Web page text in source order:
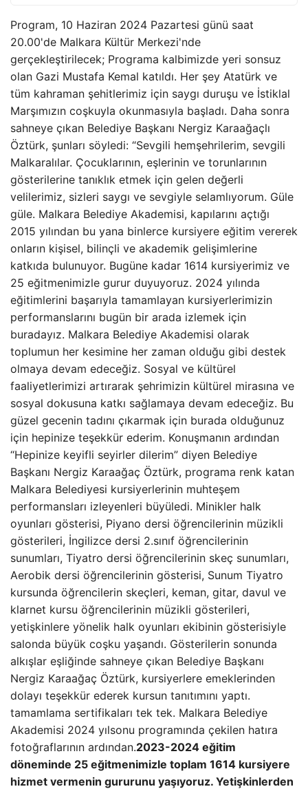
Program, 10 Haziran 2024 Pazartesi günü saat
20.00'de Malkara Kültür Merkezi'nde
gerçekleştirilecek; Programa kalbimizde yeri sonsuz
olan Gazi Mustafa Kemal katıldı. Her şey Atatürk ve
tüm kahraman şehitlerimiz için saygı duruşu ve İstiklal
Marşımızın coşkuyla okunmasıyla başladı. Daha sonra
sahneye çıkan Belediye Başkanı Nergiz Karaağaçlı
Öztürk, şunları söyledi: “Sevgili hemşehrilerim, sevgili
Malkaralılar. Çocuklarının, eşlerinin ve torunlarının
gösterilerine tanıklık etmek için gelen değerli
velilerimiz, sizleri saygı ve sevgiyle selamlıyorum. Güle
güle. Malkara Belediye Akademisi, kapılarını açtığı
2015 yılından bu yana binlerce kursiyere eğitim vererek
onların kişisel, bilinçli ve akademik gelişimlerine
katkıda bulunuyor. Bugüne kadar 1614 kursiyerimiz ve
25 eğitmenimizle gurur duyuyoruz. 2024 yılında
eğitimlerini başarıyla tamamlayan kursiyerlerimizin
performanslarını bugün bir arada izlemek için
buradayız. Malkara Belediye Akademisi olarak
toplumun her kesimine her zaman olduğu gibi destek
olmaya devam edeceğiz. Sosyal ve kültürel
faaliyetlerimizi artırarak şehrimizin kültürel mirasına ve
sosyal dokusuna katkı sağlamaya devam edeceğiz. Bu
güzel gecenin tadını çıkarmak için burada olduğunuz
için hepinize teşekkür ederim. Konuşmanın ardından
“Hepinize keyifli seyirler dilerim” diyen Belediye
Başkanı Nergiz Karaağaç Öztürk, programa renk katan
Malkara Belediyesi kursiyerlerinin muhteşem
performansları izleyenleri büyüledi. Minikler halk
oyunları gösterisi, Piyano dersi öğrencilerinin müzikli
gösterileri, İngilizce dersi 2.sınıf öğrencilerinin
sunumları, Tiyatro dersi öğrencilerinin skeç sunumları,
Aerobik dersi öğrencilerinin gösterisi, Sunum Tiyatro
kursunda öğrencilerin skeçleri, keman, gitar, davul ve
klarnet kursu öğrencilerinin müzikli gösterileri,
yetişkinlere yönelik halk oyunları ekibinin gösterisiyle
salonda büyük coşku yaşandı. Gösterilerin sonunda
alkışlar eşliğinde sahneye çıkan Belediye Başkanı
Nergiz Karaağaç Öztürk, kursiyerlere emeklerinden
dolayı teşekkür ederek kursun tanıtımını yaptı.
tamamlama sertifikaları tek tek. Malkara Belediye
Akademisi 2024 yılsonu programında çekilen hatıra
fotoğraflarının ardından.2023-2024 eğitim
döneminde 25 eğitmenimizle toplam 1614 kursiyere
hizmet vermenin gururunu yaşıyoruz. Yetişkinlerden